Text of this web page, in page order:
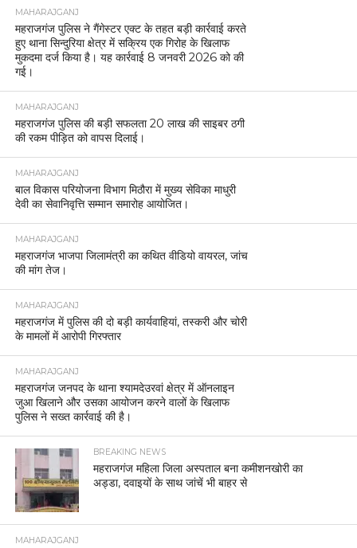
MAHARAJGANJ
महराजगंज पुलिस ने गैंगेस्टर एक्ट के तहत बड़ी कार्रवाई करते
हुए थाना सिन्दुरिया क्षेत्र में सक्रिय एक गिरोह के खिलाफ
मुकदमा दर्ज किया है। यह कार्रवाई 8 जनवरी 2026 को की
गई।
MAHARAJGANJ
महराजगंज पुलिस की बड़ी सफलता 20 लाख की साइबर ठगी
की रकम पीड़ित को वापस दिलाई।
MAHARAJGANJ
बाल विकास परियोजना विभाग मिठौरा में मुख्य सेविका माधुरी
देवी का सेवानिवृत्ति सम्मान समारोह आयोजित।
MAHARAJGANJ
महराजगंज भाजपा जिलामंत्री का कथित वीडियो वायरल, जांच
की मांग तेज।
MAHARAJGANJ
महराजगंज में पुलिस की दो बड़ी कार्यवाहियां, तस्करी और चोरी
के मामलों में आरोपी गिरफ्तार
MAHARAJGANJ
महराजगंज जनपद के थाना श्यामदेउरवां क्षेत्र में ऑनलाइन
जुआ खिलाने और उसका आयोजन करने वालों के खिलाफ
पुलिस ने सख्त कार्रवाई की है।
BREAKING NEWS
महराजगंज महिला जिला अस्पताल बना कमीशनखोरी का
अड्डा, दवाइयों के साथ जांचें भी बाहर से
MAHARAJGANJ